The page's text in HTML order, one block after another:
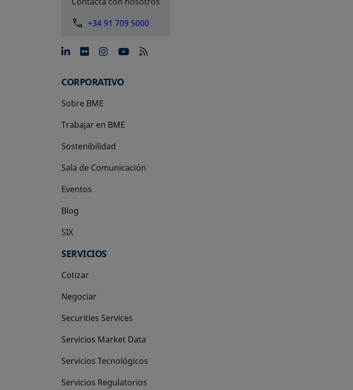
+34 91 709 5000
se abre en una pestaña nueva
se abre en una pestaña nueva
se abre en una pestaña nueva
se abre en una pestaña nueva
CORPORATIVO
Sobre BME
Trabajar en BME
Sostenibilidad
Sala de Comunicación
Eventos
Blog
SIX
se abre en una pestaña nueva
SERVICIOS
Cotizar
Negociar
Securities Services
Servicios Market Data
Servicios Tecnológicos
Servicios Regulatorios